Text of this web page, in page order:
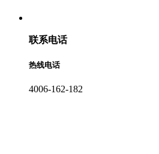
联系电话
热线电话
4006-162-182